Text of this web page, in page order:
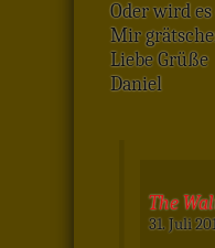
Oder wird
Mir
Liebe Grüße
Daniel
The
31. Juli